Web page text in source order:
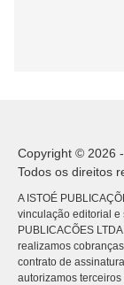
Copyright © 2026
Todos os direitos
A ISTOÉ
vinculação editorial e
PUBLICACÕES
realizamos
contrato de
autorizamos